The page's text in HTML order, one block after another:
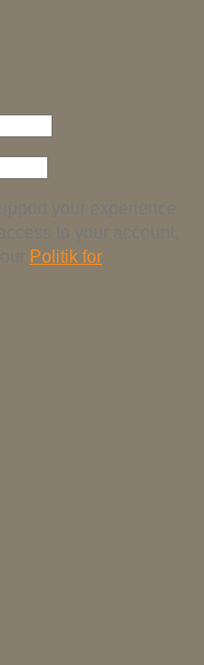
Politik for